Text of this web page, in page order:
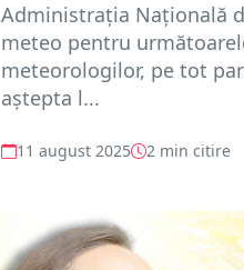
Administrația Națională
meteo pentru
meteorologilor, pe tot
aștepta l...
11 august 2025 2 min citire